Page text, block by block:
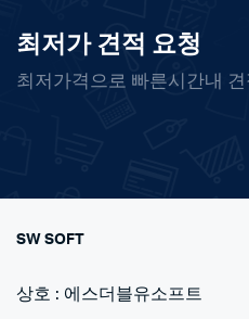
최저가 견적 요청
최저가격으로 빠른시간내
SW SOFT
상호 : 에스더블유소프트